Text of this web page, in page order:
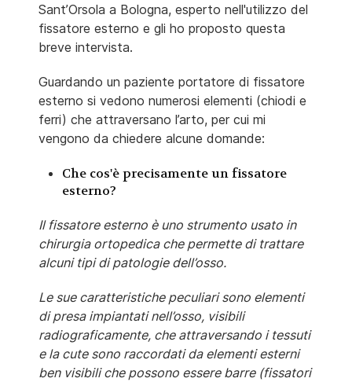
Sant’Orsola a Bologna, esperto nell'utilizzo del
fissatore esterno e gli ho proposto questa
breve intervista.
Guardando un paziente portatore di fissatore
esterno si vedono numerosi elementi (chiodi e
ferri) che attraversano l’arto, per cui mi
vengono da chiedere alcune domande:
Che cos'è precisamente un fissatore
esterno?
Il fissatore esterno è uno strumento usato in
chirurgia ortopedica che permette di trattare
alcuni tipi di patologie dell’osso.
Le sue caratteristiche peculiari sono elementi
di presa impiantati nell’osso, visibili
radiograficamente, che attraversando i tessuti
e la cute sono raccordati da elementi esterni
ben visibili che possono essere barre (fissatori